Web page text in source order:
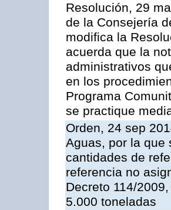
Resolución, 29
de la Consejería
modifica la
acuerda que la
administrativos
en los
Programa
se practique
Orden, 24 sep
Aguas, por la que
cantidades de
referencia no
Decreto 114/
5.000 toneladas